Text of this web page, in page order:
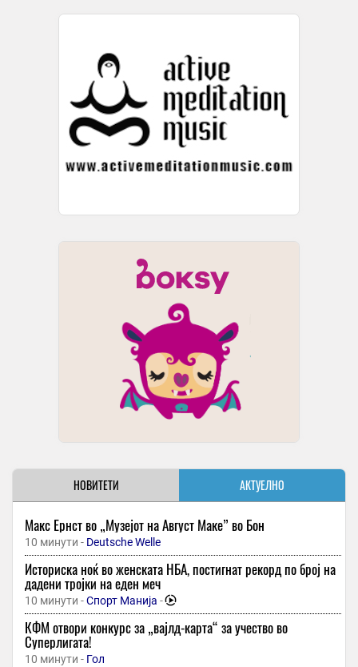
НОВИТЕТИ АКТУЕЛНО
Макс Ернст во „Музејот на Август Маке” во Бон
10 минути - Deutsche Welle
Историска ноќ во женската НБА, постигнат рекорд по број на
дадени тројки на еден меч
10 минути -Спорт Манија -
КФМ отвори конкурс за „вајлд-карта“ за учество во
Суперлигата!
10 минути - Гол